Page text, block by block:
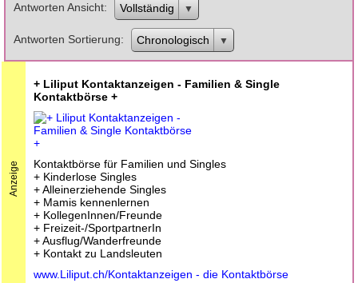
Antworten Ansicht Vollständig
Antworten Sortierung Chronologisch
Anzeige
+ Liliput Kontaktanzeigen - Familien & Single
Kontaktbörse +
Kontaktbörse für Familien und Singles
+ Kinderlose Singles
+ Alleinerziehende Singles
+ Mamis kennenlernen
+ KollegenInnen/Freunde
+ Freizeit-/SportpartnerIn
+ Ausflug/Wanderfreunde
+ Kontakt zu Landsleuten
www.Liliput.ch/Kontaktanzeigen - die Kontaktbörse